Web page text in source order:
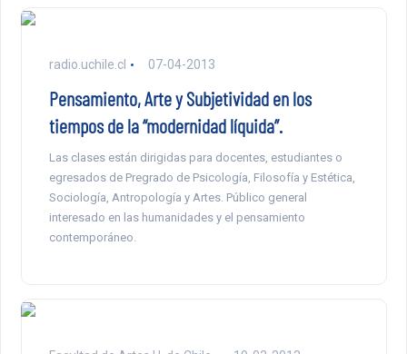
radio.uchile.cl 07-04-2013
Pensamiento, Arte y Subjetividad en los
tiempos de la “modernidad líquida”.
Las clases están dirigidas para docentes, estudiantes o
egresados de Pregrado de Psicología, Filosofía y Estética,
Sociología, Antropología y Artes. Público general
interesado en las humanidades y el pensamiento
contemporáneo.